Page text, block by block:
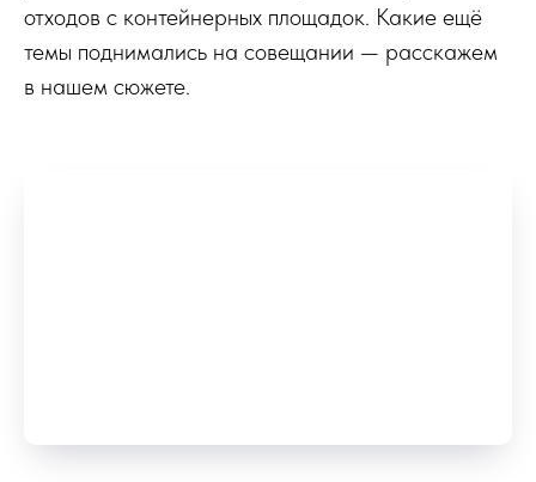
отходов с контейнерных площадок. Какие ещё
темы поднимались на совещании — расскажем
в нашем сюжете.